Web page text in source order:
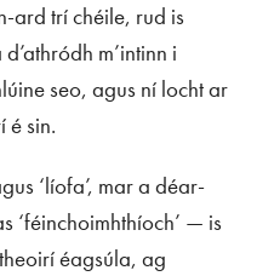
ard trí chéile, rud is
m’intinn i
seo, agus ní locht ar
é sin.
‘líofa’, mar a déar-
‘féinchoimhthíoch’ — is
éagsúla, ag